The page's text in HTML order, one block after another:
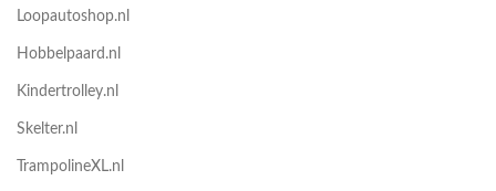
Loopautoshop.nl
Hobbelpaard.nl
Kindertrolley.nl
Skelter.nl
TrampolineXL.nl